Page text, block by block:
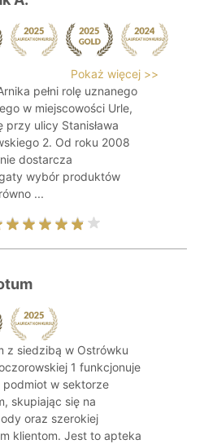
Pokaż więcej >>
pełni rolę uznanego
w miejscowości Urle,
przy ulicy Stanisława
2. Od roku 2008
dostarcza
wybór produktów
...
z siedzibą w Ostrówku
1 funkcjonuje
podmiot w sektorze
skupiając się na
oraz szerokiej
klientom. Jest to apteka